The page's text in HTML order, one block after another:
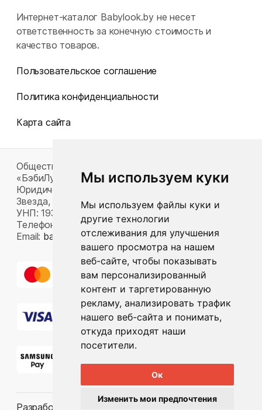
Мы используем куки
Мы используем файлы куки и
другие технологии
отслеживания для улучшения
вашего просмотра на нашем
веб-сайте, чтобы показывать
вам персонализированный
контент и таргетированную
рекламу, анализировать трафик
нашего веб-сайта и понимать,
откуда приходят наши
посетители.
Ок
Изменить мои предпочтения
Интернет-каталог Babylook.by не несет
ответственность за конечную стоимость и
качество товаров.
Пользовательское соглашение
Политика конфиденциальности
Карта сайта
Общество с ограниченной ответственностью
«БэбиЛук»
Юридический адрес: 220117, г. Минск, пр-т Газеты
Звезда, д. 16, пом. 52
УНП: 193815124
Телефон:
+375 33 392 66 63
Email: babylook.gm@gmail.com .
Разработка ilavista PDF-презентация